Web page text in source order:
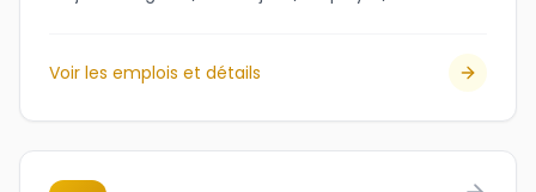
Voir les emplois et détails